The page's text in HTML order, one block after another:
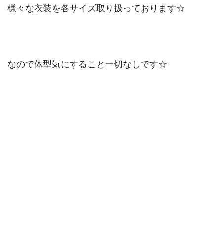
様々な衣装を各サイズ取り扱っております☆
なので体型気にすること一切なしです☆